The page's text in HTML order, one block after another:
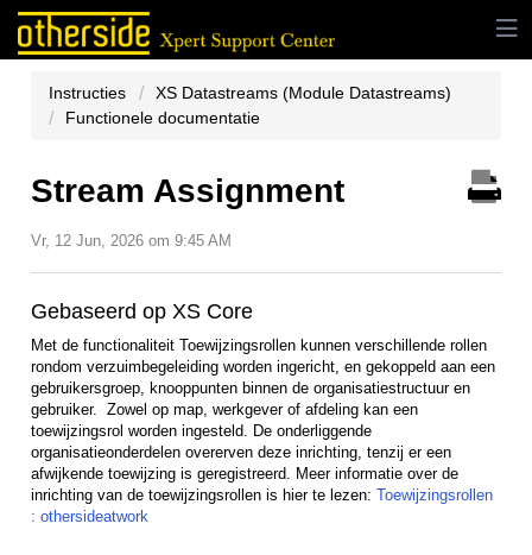
Instructies
XS Datastreams (Module Datastreams)
Functionele documentatie
Stream Assignment
Vr, 12 Jun, 2026 om 9:45 AM
Gebaseerd op XS Core
Met de functionaliteit Toewijzingsrollen kunnen verschillende rollen
rondom verzuimbegeleiding worden ingericht, en gekoppeld aan een
gebruikersgroep, knooppunten binnen de organisatiestructuur en
gebruiker. Zowel op map, werkgever of afdeling kan een
toewijzingsrol worden ingesteld. De onderliggende
organisatieonderdelen overerven deze inrichting, tenzij er een
afwijkende toewijzing is geregistreerd. Meer informatie over de
inrichting van de toewijzingsrollen is hier te lezen: Toewijzingsrollen
: othersideatwork